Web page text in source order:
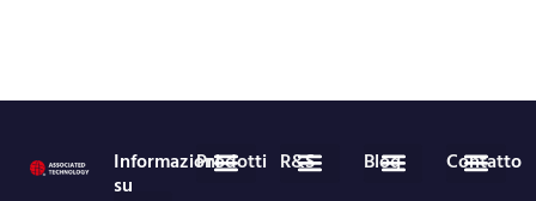
Informazioni
su
Prodotti R&S Blog Contatto